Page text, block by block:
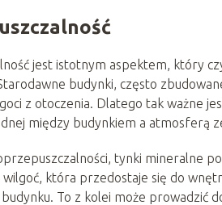
jest istotnym aspektem, który
budynki, często
z otoczenia. Dlatego tak ważne
między budynkiem a atmosferą
tynki mineralne
która przedostaje się do
To z kolei może prowadzić